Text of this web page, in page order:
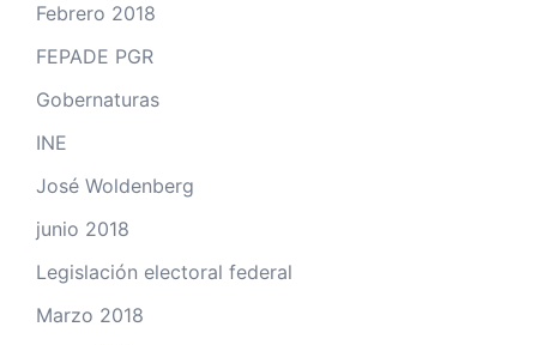
Febrero 2018
FEPADE PGR
Gobernaturas
INE
José Woldenberg
junio 2018
Legislación electoral federal
Marzo 2018